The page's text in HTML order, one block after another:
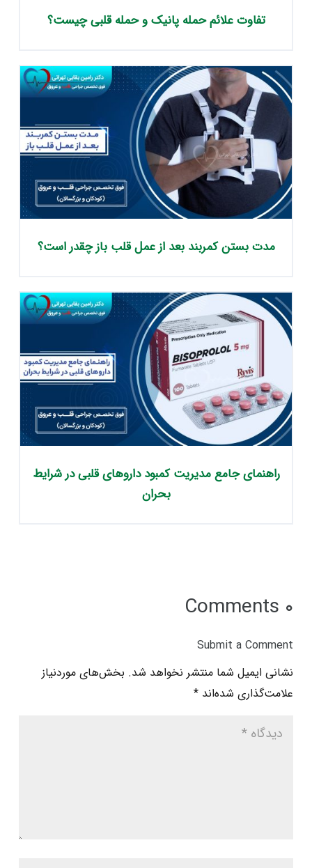
تفاوت علائم حمله پانیک و حمله قلبی چیست؟
مدت بستن کمربند بعد از عمل قلب باز چقدر است؟
راهنمای جامع مدیریت کمبود داروهای قلبی در شرایط
بحران
۰ Comments
Submit a Comment
نشانی ایمیل شما منتشر نخواهد شد. بخش‌های موردنیاز
علامت‌گذاری شده‌اند *